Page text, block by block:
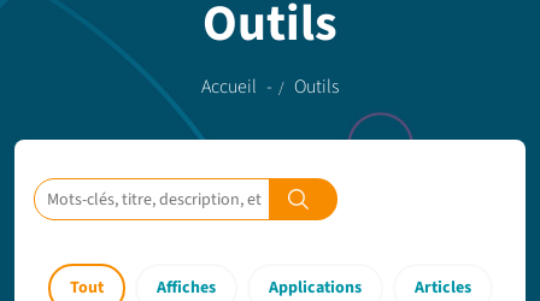
Outils
Accueil Outils
Tout Affiches Applications Articles